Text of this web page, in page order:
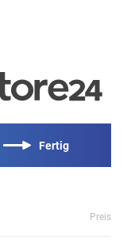
Fertig
Preis